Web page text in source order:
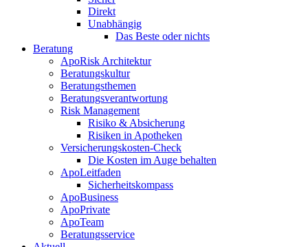
Direkt
Unabhängig
Das Beste oder nichts
Beratung
ApoRisk Architektur
Beratungskultur
Beratungsthemen
Beratungsverantwortung
Risk Management
Risiko & Absicherung
Risiken in Apotheken
Versicherungskosten-Check
Die Kosten im Auge behalten
ApoLeitfaden
Sicherheitskompass
ApoBusiness
ApoPrivate
ApoTeam
Beratungsservice